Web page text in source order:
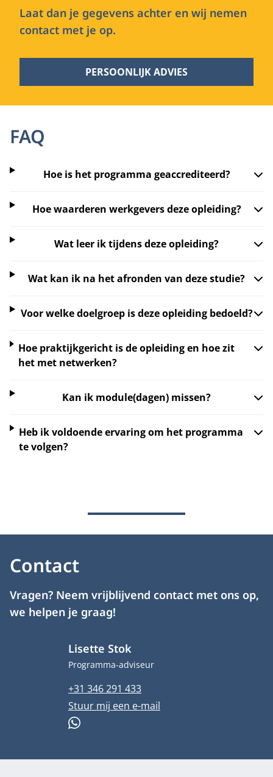
Laat dan je gegevens achter en wij nemen
contact met je op.
PERSOONLIJK ADVIES
FAQ
Hoe is het programma geaccrediteerd?
Hoe waarderen werkgevers deze opleiding?
Wat leer ik tijdens deze opleiding?
Wat kan ik na het afronden van deze studie?
Voor welke doelgroep is deze opleiding bedoeld?
Hoe praktijkgericht is de opleiding en hoe zit
het met netwerken?
Kan ik module(dagen) missen?
Heb ik voldoende ervaring om het programma
te volgen?
Contact
Vragen? Neem vrijblijvend contact met ons op,
we helpen je graag!
Lisette Stok
Functietitel
Programma-adviseur
Telefoonnummer
+31 346 291 433
E-mailadres
Stuur mij een e-mail
WhatsApp